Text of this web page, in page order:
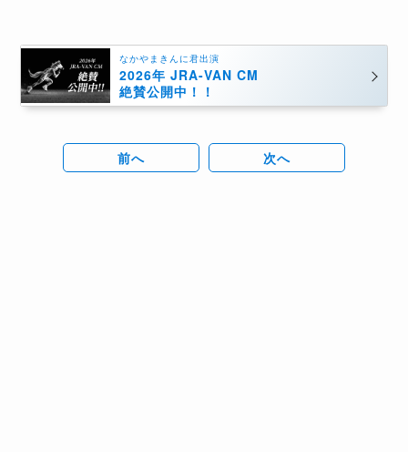
なかやまきんに君出演
2026年 JRA-VAN CM
絶賛公開中！！
前へ 次へ